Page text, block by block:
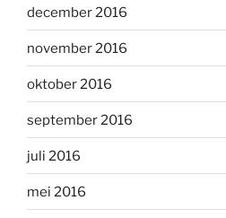
december 2016
november 2016
oktober 2016
september 2016
juli 2016
mei 2016